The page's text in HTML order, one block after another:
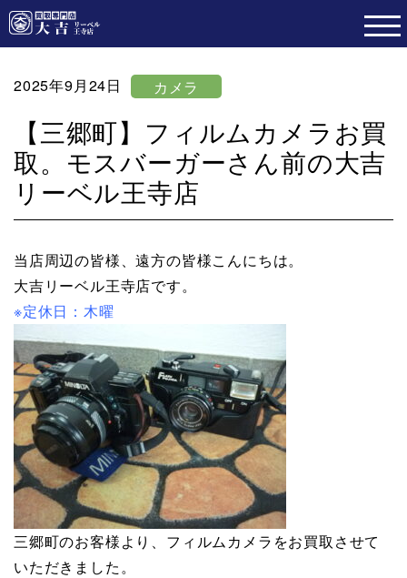
2025年9月24日 カメラ
【三郷町】フィルムカメラお買
取。モスバーガーさん前の大吉
リーベル王寺店
当店周辺の皆様、遠方の皆様こんにちは。
大吉リーベル王寺店です。
※定休日：木曜
三郷町のお客様より、フィルムカメラをお買取させて
いただきました。